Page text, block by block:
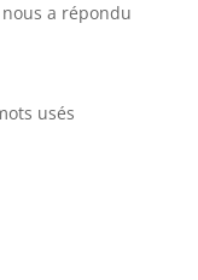
a répondu
usés